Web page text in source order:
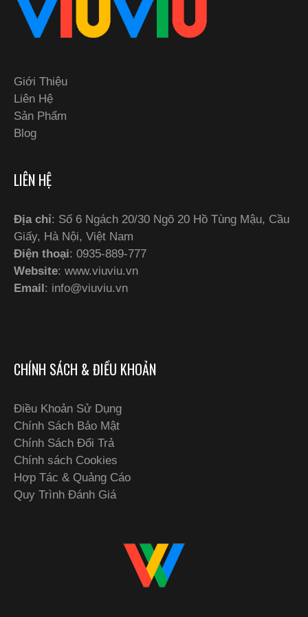
Giới Thiệu
Liên Hệ
Sản Phẩm
Blog
LIÊN HỆ
Địa chỉ: Số 6 Ngách 20/30 Ngõ 20 Hồ Tùng Mậu, Cầu
Giấy, Hà Nội, Việt Nam
Điện thoại: 0935-889-777
Website: www.viuviu.vn
Email: info@viuviu.vn
CHÍNH SÁCH & ĐIỀU KHOẢN
Điều Khoản Sử Dụng
Chính Sách Bảo Mật
Chính Sách Đổi Trả
Chính sách Cookies
Hợp Tác & Quảng Cáo
Quy Trình Đánh Giá